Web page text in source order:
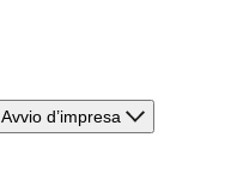
Avvio d’impresa